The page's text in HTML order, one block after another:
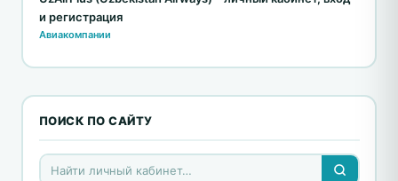
и регистрация
Авиакомпании
ПОИСК ПО САЙТУ